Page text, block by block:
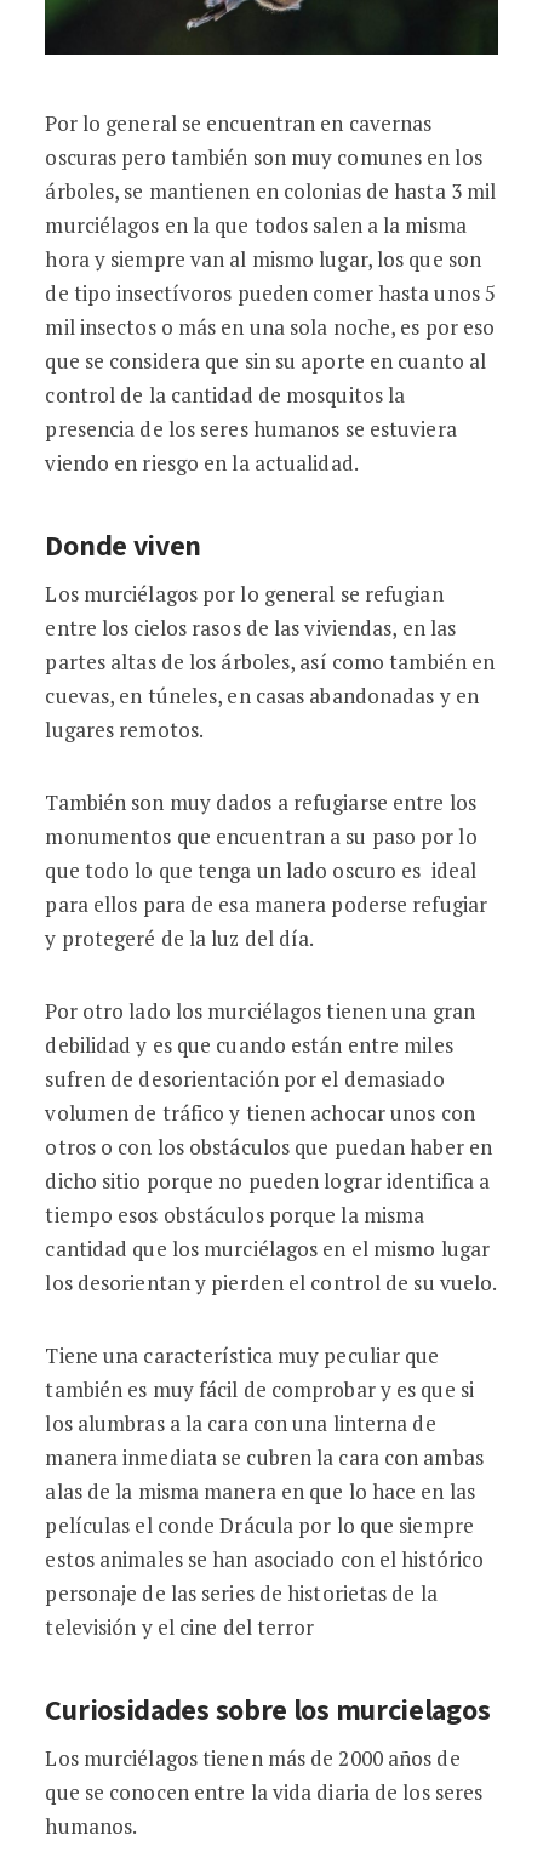
Por lo general se encuentran en cavernas
oscuras pero también son muy comunes en los
árboles, se mantienen en colonias de hasta 3 mil
murciélagos en la que todos salen a la misma
hora y siempre van al mismo lugar, los que son
de tipo insectívoros pueden comer hasta unos 5
mil insectos o más en una sola noche, es por eso
que se considera que sin su aporte en cuanto al
control de la cantidad de mosquitos la
presencia de los seres humanos se estuviera
viendo en riesgo en la actualidad.
Donde viven
Los murciélagos por lo general se refugian
entre los cielos rasos de las viviendas, en las
partes altas de los árboles, así como también en
cuevas, en túneles, en casas abandonadas y en
lugares remotos.
También son muy dados a refugiarse entre los
monumentos que encuentran a su paso por lo
que todo lo que tenga un lado oscuro es ideal
para ellos para de esa manera poderse refugiar
y protegeré de la luz del día.
Por otro lado los murciélagos tienen una gran
debilidad y es que cuando están entre miles
sufren de desorientación por el demasiado
volumen de tráfico y tienen achocar unos con
otros o con los obstáculos que puedan haber en
dicho sitio porque no pueden lograr identifica a
tiempo esos obstáculos porque la misma
cantidad que los murciélagos en el mismo lugar
los desorientan y pierden el control de su vuelo.
Tiene una característica muy peculiar que
también es muy fácil de comprobar y es que si
los alumbras a la cara con una linterna de
manera inmediata se cubren la cara con ambas
alas de la misma manera en que lo hace en las
películas el conde Drácula por lo que siempre
estos animales se han asociado con el histórico
personaje de las series de historietas de la
televisión y el cine del terror
Curiosidades sobre los murcielagos
Los murciélagos tienen más de 2000 años de
que se conocen entre la vida diaria de los seres
humanos.